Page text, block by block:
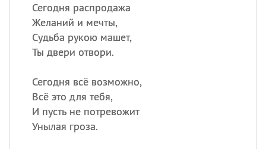
Сегодня распродажа
Желаний и мечты,
Судьба рукою машет,
Ты двери отвори.
Сегодня всё возможно,
Всё это для тебя,
И пусть не потревожит
Унылая гроза.